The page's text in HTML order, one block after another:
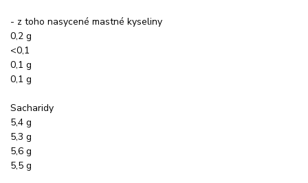
- z toho nasycené mastné kyseliny
0,2 g
<0,1
0,1 g
0,1 g
Sacharidy
5,4 g
5,3 g
5,6 g
5,5 g